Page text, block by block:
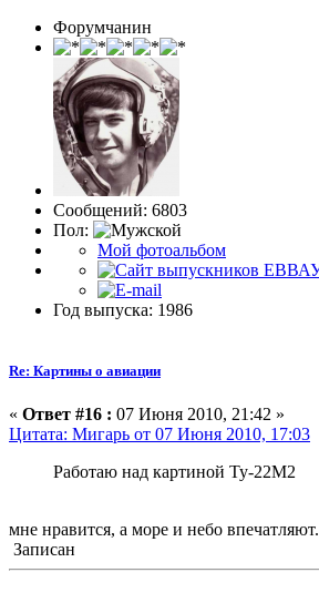
Форумчанин
Сообщений: 6803
Пол:
Мой фотоальбом
Год выпуска: 1986
Re: Картины о авиации
« Ответ #16 : 07 Июня 2010, 21:42 »
Цитата: Мигарь от 07 Июня 2010, 17:03
Работаю над картиной Ту-22М2
мне нравится, а море и небо впечатляют.
Записан